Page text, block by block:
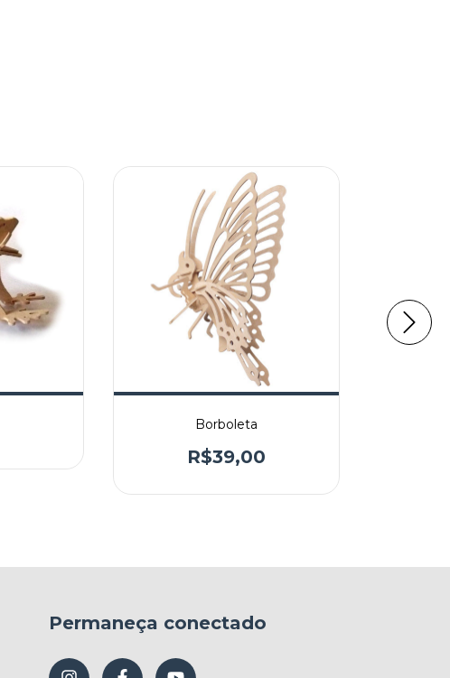
Borboleta
R$39,00
Permaneça conectado